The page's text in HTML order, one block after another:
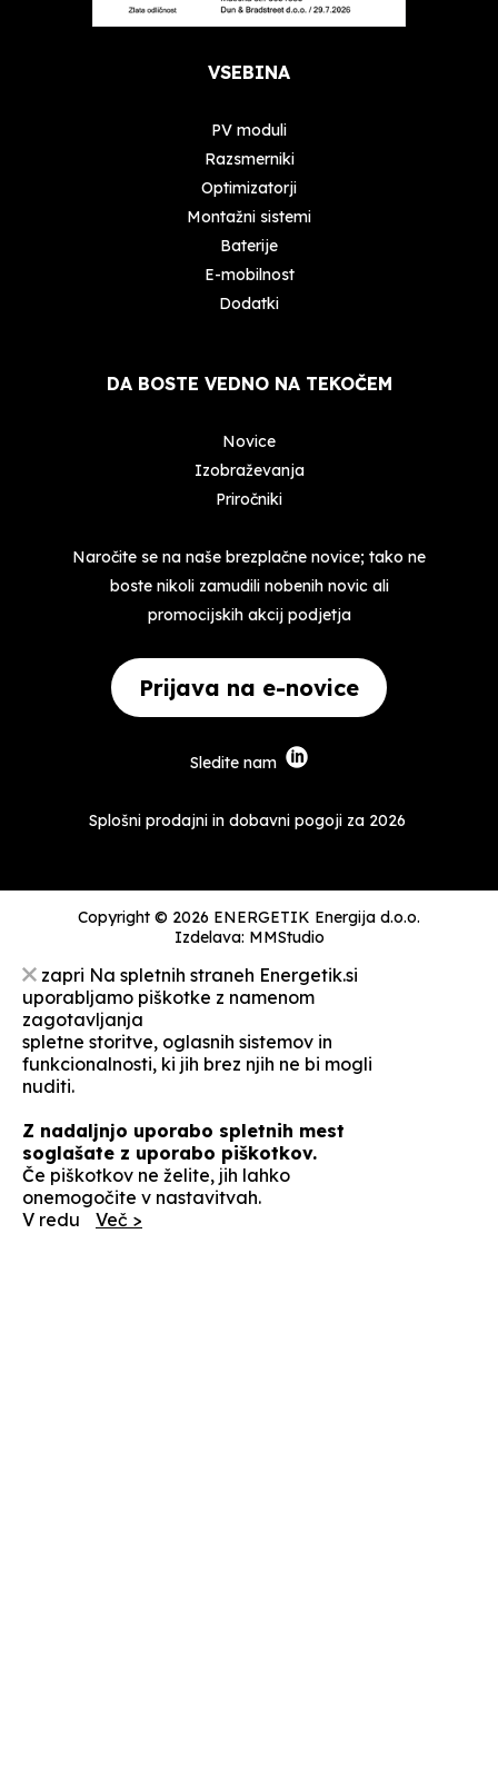
VSEBINA
PV moduli
Razsmerniki
Optimizatorji
Montažni sistemi
Baterije
E-mobilnost
Dodatki
DA BOSTE VEDNO NA TEKOČEM
Novice
Izobraževanja
Priročniki
Naročite se na naše brezplačne novice; tako ne
boste nikoli zamudili nobenih novic ali
promocijskih akcij podjetja
Prijava na e-novice
Sledite nam
Splošni prodajni in dobavni pogoji za 2026
Copyright © 2026 ENERGETIK Energija d.o.o.
Izdelava: MMStudio
zapri Na spletnih straneh Energetik.si
uporabljamo piškotke z namenom
zagotavljanja
spletne storitve, oglasnih sistemov in
funkcionalnosti, ki jih brez njih ne bi mogli
nuditi.
Z nadaljnjo uporabo spletnih mest
soglašate z uporabo piškotkov.
Če piškotkov ne želite, jih lahko
onemogočite v nastavitvah.
V redu
Več >